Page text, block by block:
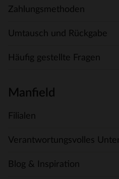
Zahlungsmethoden
Umtausch und Rückgabe
Häufig gestellte Fragen
Manfield
Filialen
Verantwortungsvolles
Blog & Inspiration